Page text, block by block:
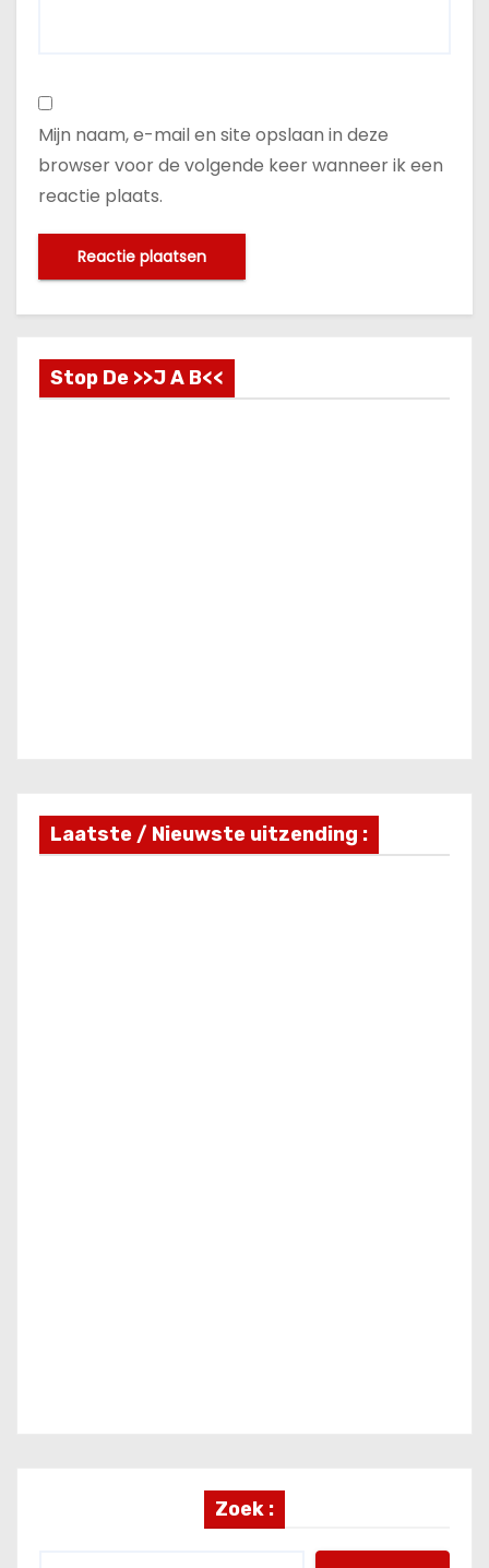
Mijn naam, e-mail en site opslaan in deze
browser voor de volgende keer wanneer ik een
reactie plaats.
Stop De >>J A B<<
Laatste / Nieuwste uitzending :
Zoek :